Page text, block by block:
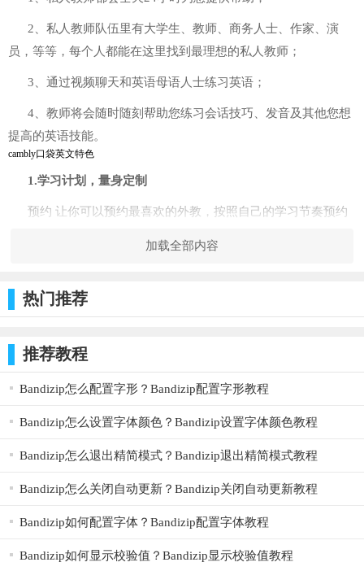
2、私人教师队伍里有大学生、教师、商务人士、作家、演
员，等等，每个人都能在这里找到最理想的私人教师；
3、通过视频聊天和英语母语人士练习英语；
4、教师将会随时随刻帮助您练习会话技巧、发音及其他您想
提高的英语技能。
cambly口袋英文特色
1.学习计划，量身定制
预约 让你可以预约最喜欢的外教，按照自己的学习节奏预约
视频录制 可以反复观看每一堂课视频，掌握新的单词与表达
方式。
3.即时翻译，轻松开口
视频内翻译 任何时候不知如何表达，你都可以输入母语来传
平台亮点
【平价优质】
【全球小班课】
目前Cambly支持全球小课堂，一个外教和3位学生。足不出
加载全部内容
热门推荐
推荐教程
Bandizip怎么配置字形？Bandizip配置字形教程
Bandizip怎么设置字体颜色？Bandizip设置字体颜色教程
Bandizip怎么退出精简模式？Bandizip退出精简模式教程
Bandizip怎么关闭自动更新？Bandizip关闭自动更新教程
Bandizip如何配置字体？Bandizip配置字体教程
Bandizip如何显示校验值？Bandizip显示校验值教程